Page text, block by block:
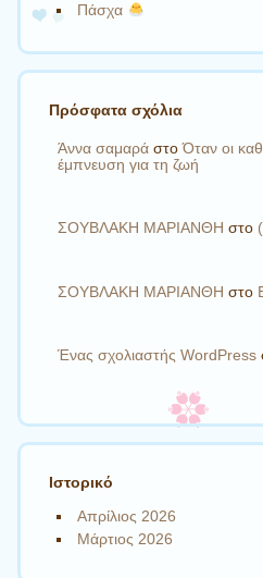
Πάσχα
Πρόσφατα σχόλια
Άννα σαμαράστοΌταν οι
έμπνευση για τη ζωή
ΣΟΥΒΛΑΚΗ ΜΑΡΙΑΝΘΗ στο
ΣΟΥΒΛΑΚΗ ΜΑΡΙΑΝΘΗ στο
Ένας σχολιαστής WordPress
Ιστορικό
Απρίλιος 2026
Μάρτιος 2026